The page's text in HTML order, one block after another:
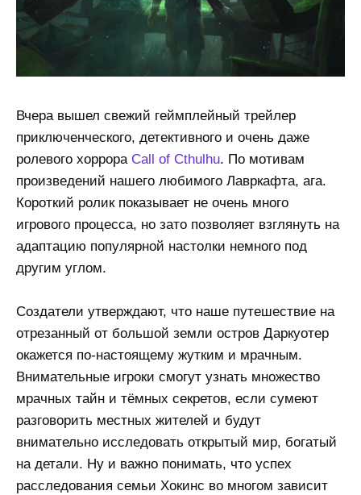
Вчера вышел свежий геймплейный трейлер
приключенческого, детективного и очень даже
ролевого хоррора Call of Cthulhu. По мотивам
произведений нашего любимого Лавркафта, ага.
Короткий ролик показывает не очень много
игрового процесса, но зато позволяет взглянуть на
адаптацию популярной настолки немного под
другим углом.
Создатели утверждают, что наше путешествие на
отрезанный от большой земли остров Даркуотер
окажется по-настоящему жутким и мрачным.
Внимательные игроки смогут узнать множество
мрачных тайн и тёмных секретов, если сумеют
разговорить местных жителей и будут
внимательно исследовать открытый мир, богатый
на детали. Ну и важно понимать, что успех
расследования семьи Хокинс во многом зависит